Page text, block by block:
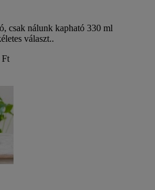
csak nálunk kapható 330 ml
választ..
Ft